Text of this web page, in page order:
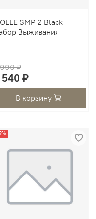
SMP 2 Black
Выживания
₽
540 ₽
В корзину